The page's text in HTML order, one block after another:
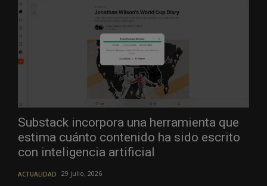
Substack incorpora una herramienta que
estima cuánto contenido ha sido escrito
con inteligencia artificial
ACTUALIDAD 29 julio, 2026